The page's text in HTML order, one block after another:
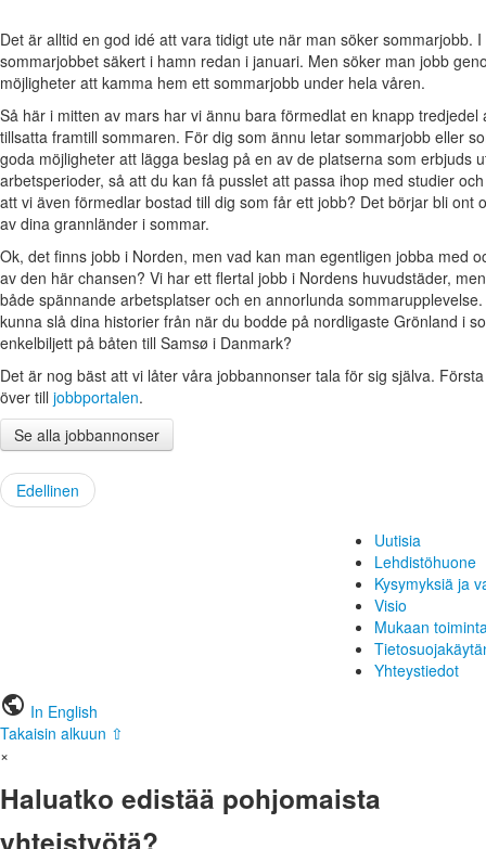
Det är alltid en god idé att vara tidigt ute när man söker sommarjobb.
sommarjobbet säkert i hamn redan i januari. Men söker man jobb
möjligheter att kamma hem ett sommarjobb under hela våren.
Så här i mitten av mars har vi ännu bara förmedlat en knapp
tillsatta framtill sommaren. För dig som ännu letar sommarjobb eller
goda möjligheter att lägga beslag på en av de platserna som erbjuds
arbetsperioder, så att du kan få pusslet att passa ihop med studier
att vi även förmedlar bostad till dig som får ett jobb? Det börjar bli ont
av dina grannländer i sommar.
Ok, det finns jobb i Norden, men vad kan man egentligen jobba med
av den här chansen? Vi har ett flertal jobb i Nordens huvudstäder,
både spännande arbetsplatser och en annorlunda
kunna slå dina historier från när du bodde på nordligaste Grönland i
enkelbiljett på båten till Samsø i Danmark?
Det är nog bäst att vi låter våra jobbannonser tala för sig själva.
över till jobbportalen.
Se alla jobbannonser
Edellinen
Uutisia
Lehdistöhuone
Kysymyksiä ja
Visio
Mukaan
Yhteystiedot
public In English
Takaisin alkuun ⇧
×
Haluatko edistää pohjomaista